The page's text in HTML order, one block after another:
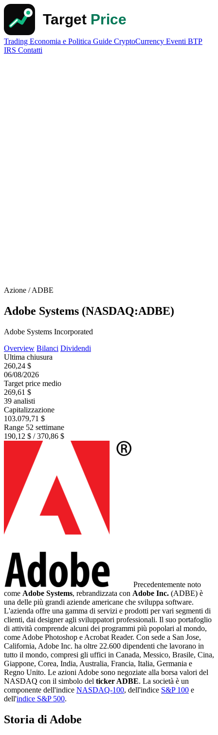
Trading Economia e Politica Guide CryptoCurrency Eventi BTP
IRS Contatti
Azione / ADBE
Adobe Systems (NASDAQ:ADBE)
Adobe Systems Incorporated
Overview Bilanci Dividendi
Ultima chiusura
260,24 $
06/08/2026
Target price medio
269,61 $
39 analisti
Capitalizzazione
103.079,71 $
Range 52 settimane
190,12 $ / 370,86 $
Precedentemente noto
come Adobe Systems, rebrandizzata con Adobe Inc. (ADBE) è
una delle più grandi aziende americane che sviluppa software.
L'azienda offre una gamma di servizi e prodotti per vari segmenti di
clienti, dai designer agli sviluppatori professionali. Il suo portafoglio
di attività comprende alcuni dei programmi più popolari al mondo,
come Adobe Photoshop e Acrobat Reader. Con sede a San Jose,
California, Adobe Inc. ha oltre 22.600 dipendenti che lavorano in
tutto il mondo, compresi gli uffici in Canada, Messico, Brasile, Cina,
Giappone, Corea, India, Australia, Francia, Italia, Germania e
Regno Unito. Le azioni Adobe sono negoziate alla borsa valori del
NASDAQ con il simbolo del ticker ADBE. La società è un
componente dell'indice NASDAQ-100, dell'indice S&P 100 e
dell'indice S&P 500.
Storia di Adobe